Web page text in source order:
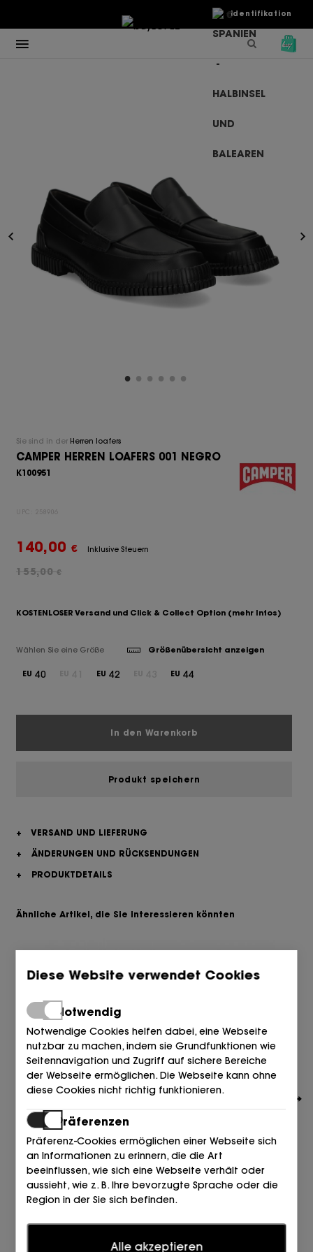
Identifikation
€
Sie sind in der Herren loafers
CAMPER HERREN LOAFERS 001 NEGRO
K100951
UPC: 258906
140,00 € Inklusive Steuern
155,00€
KOSTENLOSER Versand und Click & Collect Option (mehr Infos)
Wählen Sie eine Größe Größenübersicht anzeigen
EU 40 EU 42 EU 44
In den Warenkorb
Produkt speichern
+
VERSAND UND LIEFERUNG
+
ÄNDERUNGEN UND RÜCKSENDUNGEN
+
PRODUKTDETAILS
Ähnliche Artikel, die Sie interessieren könnten
CAMPER
MOCASIN ANTIFAZ FLORENTIC NEGRO 019 Black
Diese Website verwendet Cookies
Notwendig
Notwendige Cookies helfen dabei, eine Webseite
nutzbar zu machen, indem sie Grundfunktionen wie
Seitennavigation und Zugriff auf sichere Bereiche
der Webseite ermöglichen. Die Webseite kann ohne
diese Cookies nicht richtig funktionieren.
Präferenzen
Präferenz-Cookies ermöglichen einer Webseite sich
an Informationen zu erinnern, die die Art
beeinflussen, wie sich eine Webseite verhält oder
aussieht, wie z. B. Ihre bevorzugte Sprache oder die
Region in der Sie sich befinden.
Alle akzeptieren